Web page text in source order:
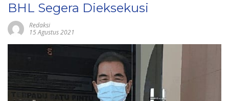
BHL Segera Dieksekusi
Redaksi
15 Agustus 2021